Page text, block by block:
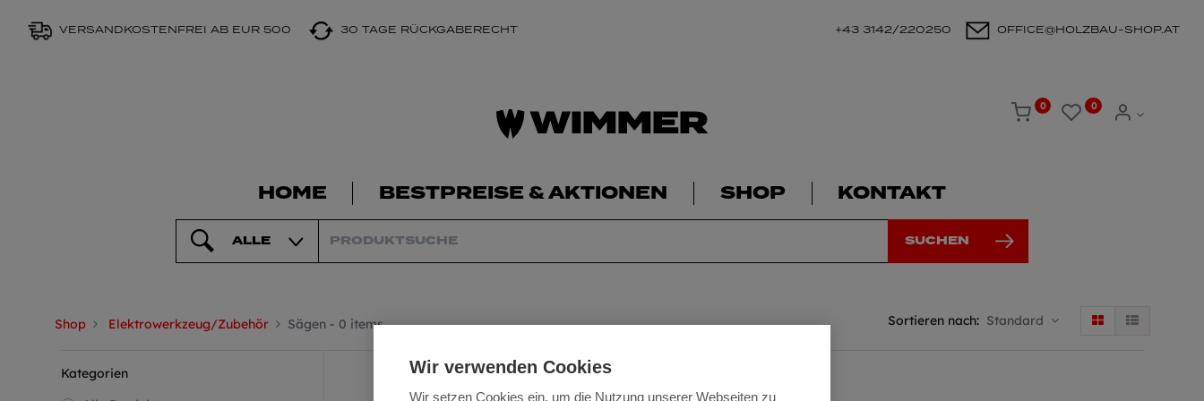
VERSANDKOSTENFREI AB EUR 500 30 TAGE RÜCKGABERECHT +43 3142/220250 OFFICE@HOLZBAU-SHOP.AT
0 0
HOME BESTPREISE & AKTIONEN SHOP KONTAKT
ALLE SUCHEN
Shop Elektrowerkzeug/Zubehör Sägen- 0 items Sortieren nach: Standard
Kategorien
Wir verwenden Cookies
Wir setzen Cookies ein, um die Nutzung unserer Webseiten zu